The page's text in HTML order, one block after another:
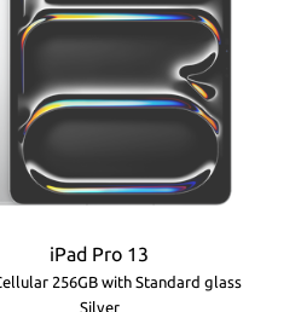
iPad Pro 13
256GB with Standard glass
Silver